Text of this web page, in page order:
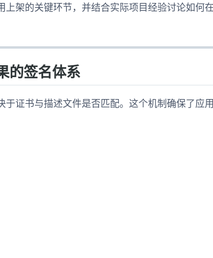
架的关键环节，并结合实际项目经验讨论如何
的签名体系
证书与描述文件是否匹配。这个机制确保了应